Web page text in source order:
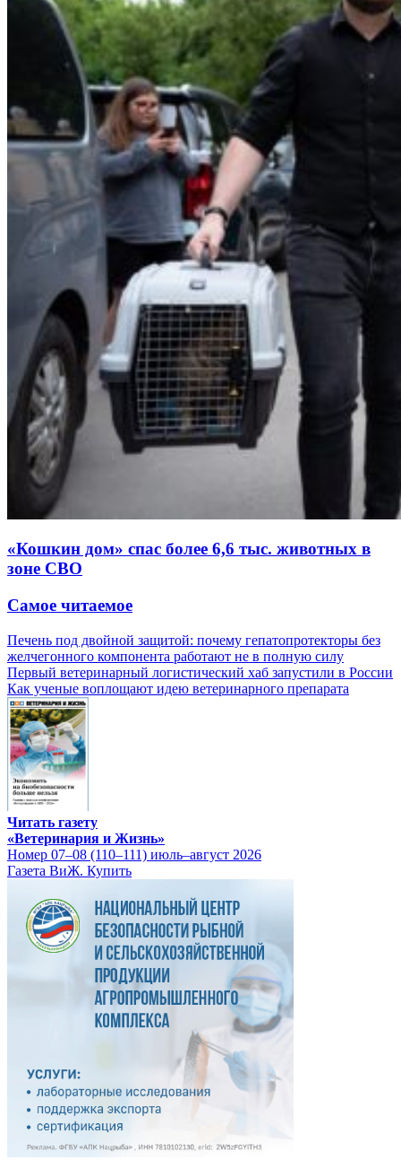
«Кошкин дом» спас более 6,6 тыс. животных в
зоне СВО
Самое читаемое
Печень под двойной защитой: почему гепатопротекторы без
желчегонного компонента работают не в полную силу
Первый ветеринарный логистический хаб запустили в России
Как ученые воплощают идею ветеринарного препарата
Читать газету
«Ветеринария и Жизнь»
Номер 07–08 (110–111) июль–август 2026
Газета ВиЖ. Купить